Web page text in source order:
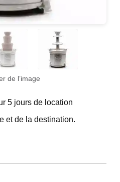
de l’image
5 jours de location
et de la destination.